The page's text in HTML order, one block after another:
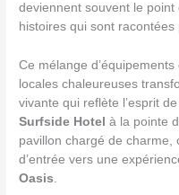
deviennent souvent le
histoires qui sont
Ce mélange
locales chaleureuses
vivante qui reflète l’esprit de
Surfside Hotel à la pointe
pavillon chargé de charme,
d’entrée vers une
Oasis.